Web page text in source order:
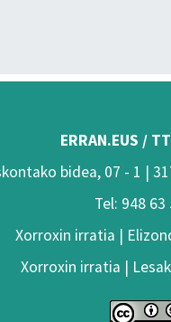
ERRAN.EUS /
bidea, 07 - 1 |
Tel: 948 63
Xorroxin irratia |
Xorroxin irratia |